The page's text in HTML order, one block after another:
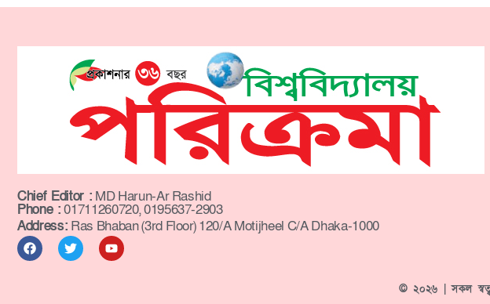
Chief Editor : MD Harun-Ar Rashid
Phone :01711260720, 0195637-2903
Address: Ras Bhaban (3rd Floor) 120/A Motijheel C/A Dhaka-1000
© ২০২৬ | সকল স্বত্ব